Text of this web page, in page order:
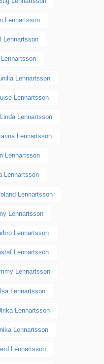
Lennartsson
Lennartsson
Lennartsson
Lennartsson
Lennartsson
Linda Lennartsson
Lennartsson
Lennartsson
Lennartsson
Lennartsson
Lennartsson
Lennartsson
Lennartsson
Lennartsson
Lennartsson
Lennartsson
Lennartsson
Lennartsson